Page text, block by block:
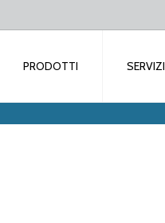
PRODOTTI SERVIZI